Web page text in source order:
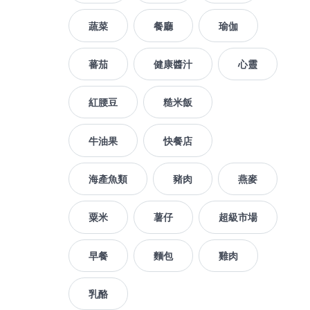
蔬菜 餐廳 瑜伽
蕃茄 健康醬汁 心靈
紅腰豆 糙米飯
牛油果 快餐店
海產魚類 豬肉 燕麥
粟米 薯仔 超級市場
早餐 麵包 雞肉
乳酪